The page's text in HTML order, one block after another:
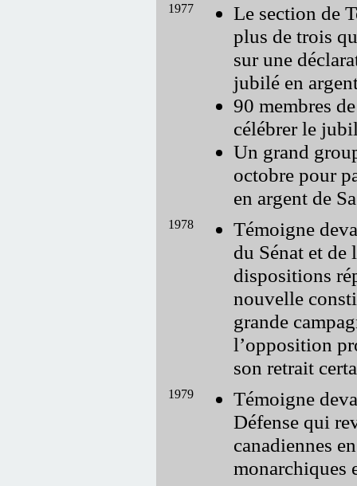
1977
Le section de
plus de trois
sur une
jubilé en
90 membres
célébrer le
Un grand
octobre pour
en argent de
1978
Témoigne
du Sénat et de
dispositions
nouvelle
grande
l’opposition
son retrait
1979
Témoigne
Défense qui
canadiennes
monarchiques